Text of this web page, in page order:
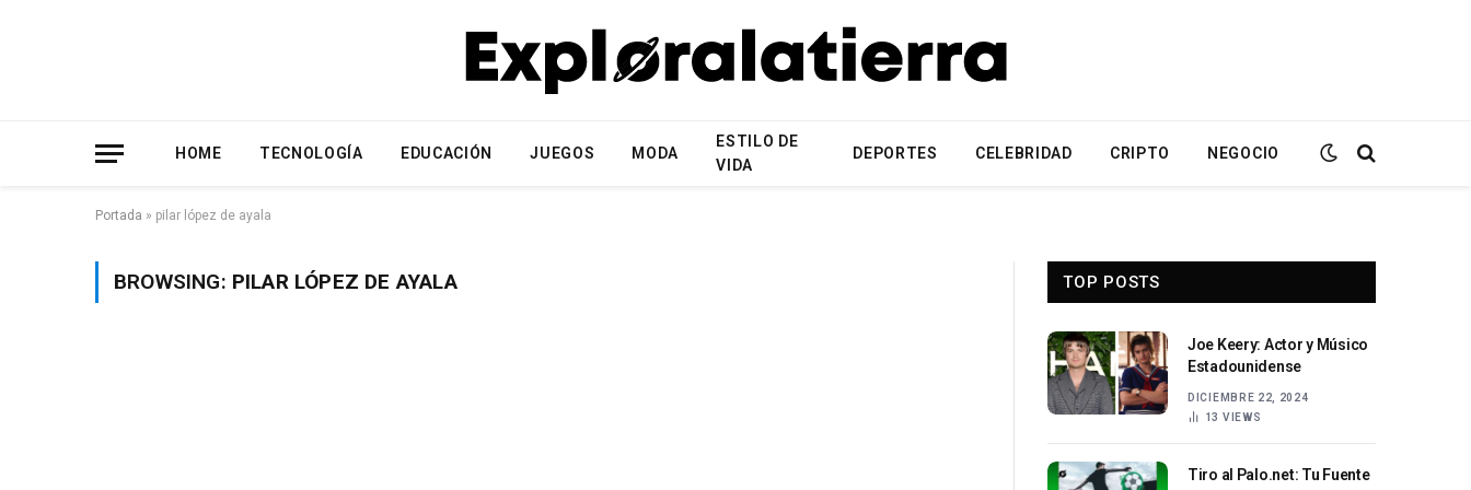
HOME TECNOLOGÍA EDUCACIÓN JUEGOS MODA
ESTILO DE
VIDA
DEPORTES CELEBRIDAD CRIPTO NEGOCIO
Portada » pilar lópez de ayala
BROWSING: PILAR LÓPEZ DE AYALA TOP POSTS
Joe Keery: Actor y Músico
Estadounidense
DICIEMBRE 22, 2024
13 VIEWS
Tiro al Palo.net: Tu Fuente